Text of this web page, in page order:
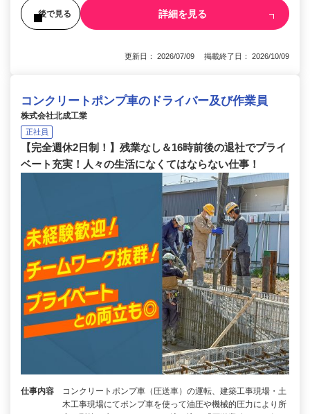
後で見る 詳細を見る
更新日： 2026/07/09 掲載終了日： 2026/10/09
コンクリートポンプ車のドライバー及び作業員
株式会社北成工業
正社員
【完全週休2日制！】残業なし＆16時前後の退社でプライ
ベート充実！人々の生活になくてはならない仕事！
仕事内容
コンクリートポンプ車（圧送車）の運転、建築工事現場・土
木工事現場にてポンプ車を使って油圧や機械的圧力により所